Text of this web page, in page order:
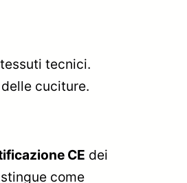
tecnici.
cuciture.
CE dei
come